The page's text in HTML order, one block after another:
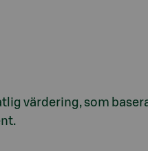
värdering, som